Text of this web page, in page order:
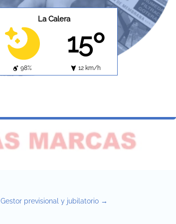
La Calera
15º
98% 12 km/h
Gestor previsional y jubilatorio →